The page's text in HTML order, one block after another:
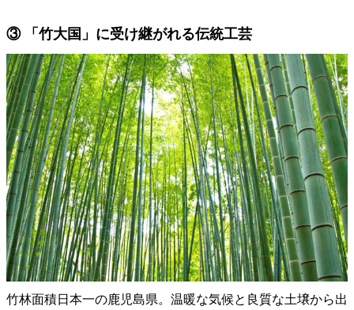
③ 「竹大国」に受け継がれる伝統工芸
竹林面積日本一の鹿児島県。温暖な気候と良質な土壌から出